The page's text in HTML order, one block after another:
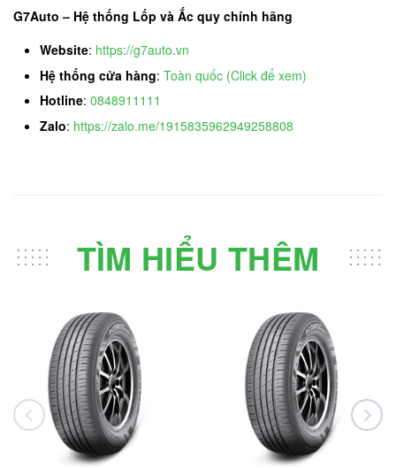
G7Auto – Hệ thống Lốp và Ắc quy chính hãng
Website: https://g7auto.vn
Hệ thống cửa hàng: Toàn quốc (Click để xem)
Hotline: 0848911111
Zalo: https://zalo.me/1915835962949258808
TÌM HIỂU THÊM